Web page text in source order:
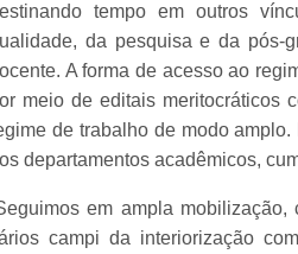
tempo em outros
da pesquisa e da pós-
A forma de acesso ao
meio de editais meritocráticos
de trabalho de modo
departamentos acadêmicos,
em ampla
campi da interiorização